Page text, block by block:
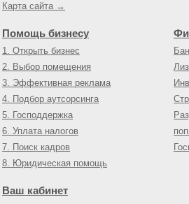
Карта сайта →
Помощь бизнесу
1. Открыть бизнес
2. Выбор помещения
3. Эффективная реклама
4. Подбор аутсорсинга
5. Господдержка
6. Уплата налогов
7. Поиск кадров
8. Юридическая помощь
Ваш кабинет